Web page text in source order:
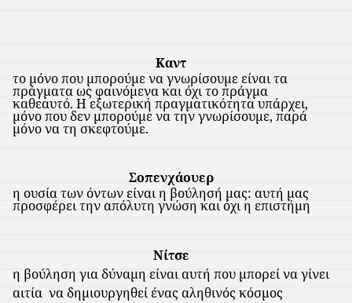
Καντ
το μόνο που μπορούμε να γνωρίσουμε είναι τα
πράγματα ως φαινόμενα και όχι το πράγμα
καθεαυτό. Η εξωτερική πραγματικότητα υπάρχει,
μόνο που δεν μπορούμε να την γνωρίσουμε, παρά
μόνο να τη σκεφτούμε.
Σοπενχάουερ
η ουσία των όντων είναι η βούλησή μας: αυτή μας
προσφέρει την απόλυτη γνώση και όχι η επιστήμη
Νίτσε
η βούληση για δύναμη είναι αυτή που μπορεί να γίνει
αιτία να δημιουργηθεί ένας αληθινός κόσμος